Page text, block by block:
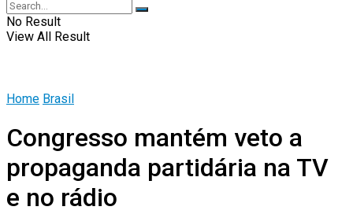
No Result
View All Result
Home Brasil
Congresso mantém veto a
propaganda partidária na TV
e no rádio